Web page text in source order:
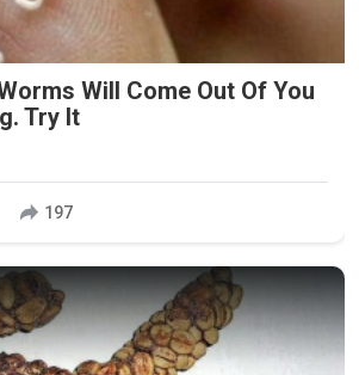
Will Come Out Of You
Try It
197